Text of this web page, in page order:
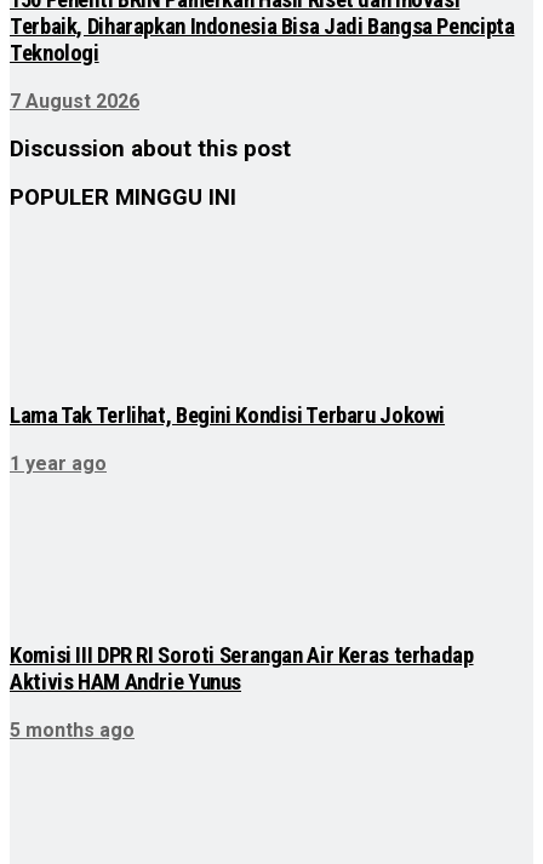
Terbaik, Diharapkan Indonesia Bisa Jadi Bangsa Pencipta
Teknologi
7 August 2026
Discussion about this post
POPULER MINGGU INI
Lama Tak Terlihat, Begini Kondisi Terbaru Jokowi
1 year ago
Komisi III DPR RI Soroti Serangan Air Keras terhadap
Aktivis HAM Andrie Yunus
5 months ago